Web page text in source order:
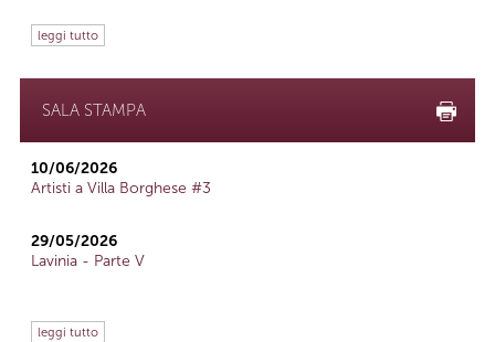
leggi tutto
SALA STAMPA
10/06/2026
Artisti a Villa Borghese #3
29/05/2026
Lavinia - Parte V
leggi tutto